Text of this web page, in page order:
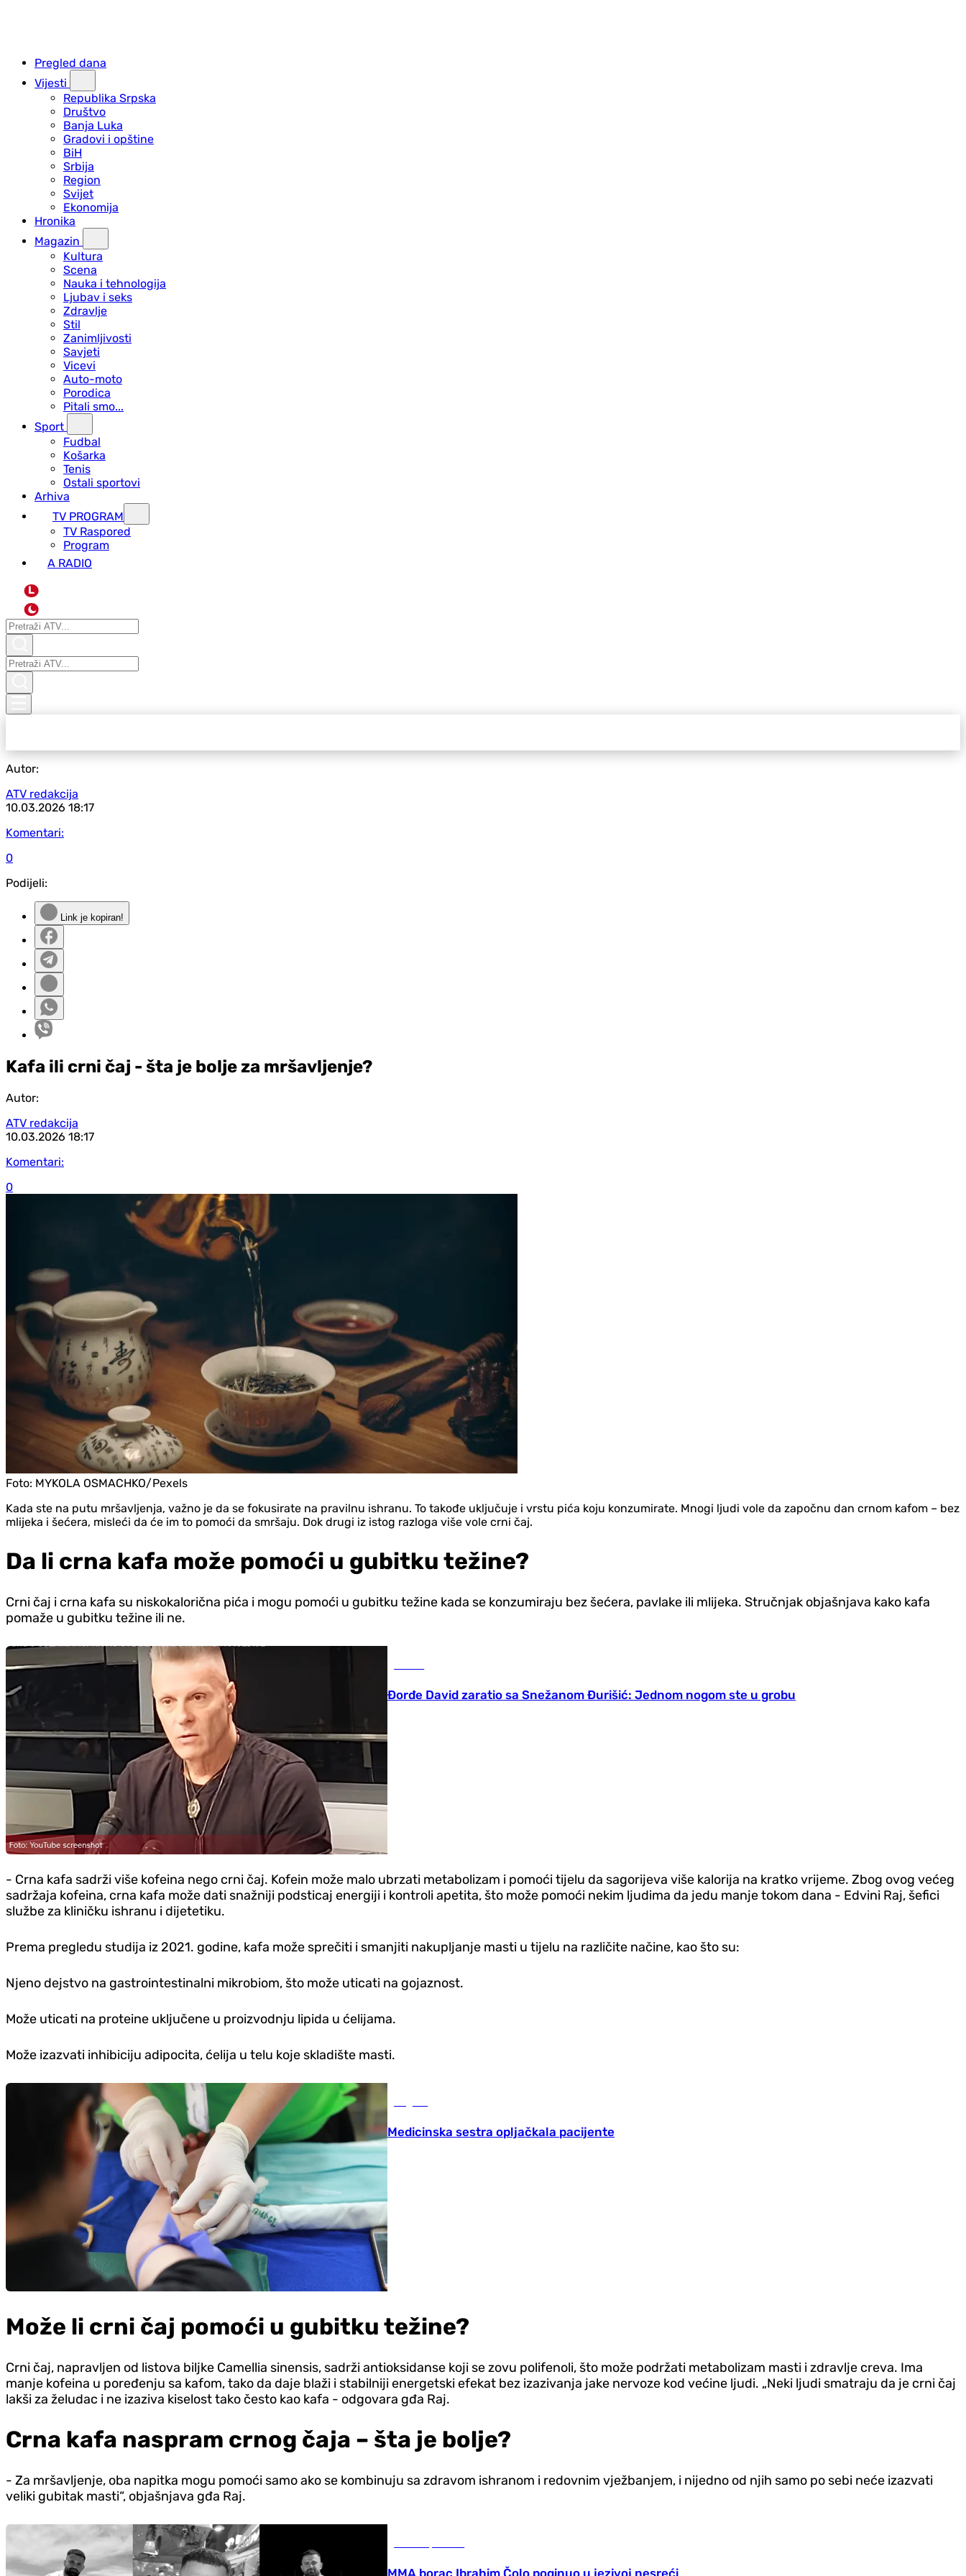
Pregled dana
Vijesti
Republika Srpska
Društvo
Banja Luka
Gradovi i opštine
BiH
Srbija
Region
Svijet
Ekonomija
Hronika
Magazin
Kultura
Scena
Nauka i tehnologija
Ljubav i seks
Zdravlje
Stil
Zanimljivosti
Savjeti
Vicevi
Auto-moto
Porodica
Pitali smo...
Sport
Fudbal
Košarka
Tenis
Ostali sportovi
Arhiva
TV PROGRAM
ТV Raspored
Program
A RADIO
L
Autor:
ATV redakcija
10.03.2026 18:17
Komentari:
0
Podijeli:
Link je kopiran!
Kafa ili crni čaj - šta je bolje za mršavljenje?
Autor:
ATV redakcija
10.03.2026 18:17
Komentari:
0
Foto: MYKOLA OSMACHKO/Pexels
Kada ste na putu mršavljenja, važno je da se fokusirate na pravilnu ishranu. To takođe uključuje i vrstu pića koju konzumirate. Mnogi ljudi vole da započnu dan crnom kafom – bez
mlijeka i šećera, misleći da će im to pomoći da smršaju. Dok drugi iz istog razloga više vole crni čaj.
Da li crna kafa može pomoći u gubitku težine?
Crni čaj i crna kafa su niskokalorična pića i mogu pomoći u gubitku težine kada se konzumiraju bez šećera, pavlake ili mlijeka. Stručnjak objašnjava kako kafa
pomaže u gubitku težine ili ne.
Đorđe David zaratio sa Snežanom Đurišić: Jednom nogom ste u grobu
- Crna kafa sadrži više kofeina nego crni čaj. Kofein može malo ubrzati metabolizam i pomoći tijelu da sagorijeva više kalorija na kratko vrijeme. Zbog ovog većeg
sadržaja kofeina, crna kafa može dati snažniji podsticaj energiji i kontroli apetita, što može pomoći nekim ljudima da jedu manje tokom dana - Edvini Raj, šefici
službe za kliničku ishranu i dijetetiku.
Prema pregledu studija iz 2021. godine, kafa može sprečiti i smanjiti nakupljanje masti u tijelu na različite načine, kao što su:
Njeno dejstvo na gastrointestinalni mikrobiom, što može uticati na gojaznost.
Može uticati na proteine uključene u proizvodnju lipida u ćelijama.
Može izazvati inhibiciju adipocita, ćelija u telu koje skladište masti.
Medicinska sestra opljačkala pacijente
Može li crni čaj pomoći u gubitku težine?
Crni čaj, napravljen od listova biljke Camellia sinensis, sadrži antioksidanse koji se zovu polifenoli, što može podržati metabolizam masti i zdravlje creva. Ima
manje kofeina u poređenju sa kafom, tako da daje blaži i stabilniji energetski efekat bez izazivanja jake nervoze kod većine ljudi. „Neki ljudi smatraju da je crni čaj
lakši za želudac i ne izaziva kiselost tako često kao kafa - odgovara gđa Raj.
Crna kafa naspram crnog čaja – šta je bolje?
- Za mršavljenje, oba napitka mogu pomoći samo ako se kombinuju sa zdravom ishranom i redovnim vježbanjem, i nijedno od njih samo po sebi neće izazvati
veliki gubitak masti“, objašnjava gđa Raj.